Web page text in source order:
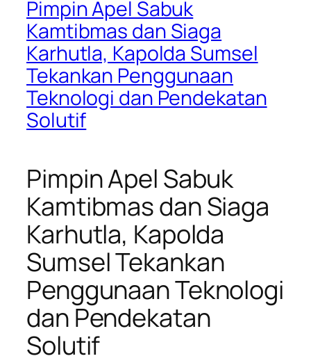
Pimpin Apel Sabuk
Kamtibmas dan Siaga
Karhutla, Kapolda Sumsel
Tekankan Penggunaan
Teknologi dan Pendekatan
Solutif
Pimpin Apel Sabuk
Kamtibmas dan Siaga
Karhutla, Kapolda
Sumsel Tekankan
Penggunaan Teknologi
dan Pendekatan
Solutif